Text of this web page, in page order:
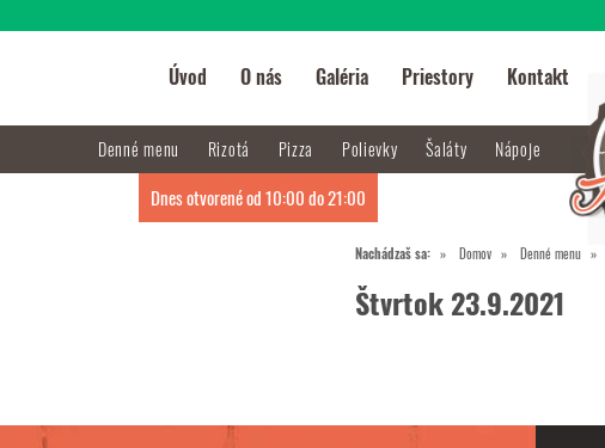
Nachádzaš sa: Domov Denné menu
Štvrtok 23.9.2021
Úvod O nás Galéria Priestory Kontakt
Denné menu Rizotá Pizza Polievky Šaláty Nápoje
Dnes otvorené od 10:00 do 21:00